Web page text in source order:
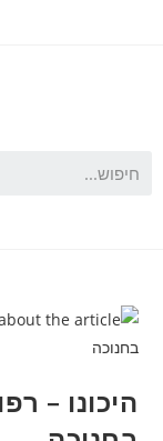
היכונו –